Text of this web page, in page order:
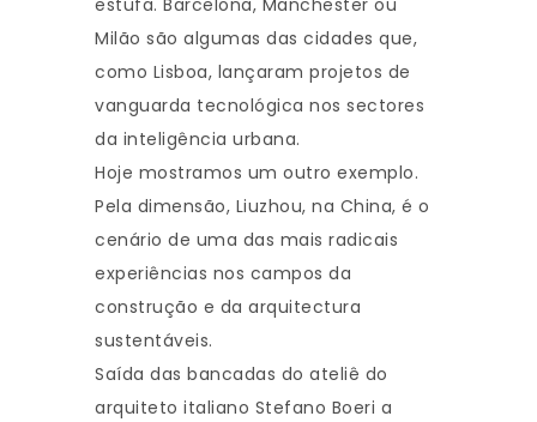
estufa. Barcelona, Manchester ou
Milão são algumas das cidades que,
como Lisboa, lançaram projetos de
vanguarda tecnológica nos sectores
da inteligência urbana.
Hoje mostramos um outro exemplo.
Pela dimensão, Liuzhou, na China, é o
cenário de uma das mais radicais
experiências nos campos da
construção e da arquitectura
sustentáveis.
Saída das bancadas do ateliê do
arquiteto italiano Stefano Boeri a